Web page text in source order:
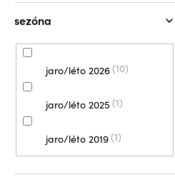
sezóna
jaro/léto 2026 10
jaro/léto 2025 1
jaro/léto 2019 1